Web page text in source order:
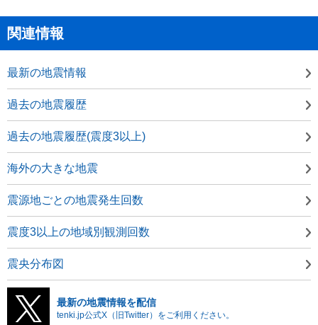
関連情報
最新の地震情報
過去の地震履歴
過去の地震履歴(震度3以上)
海外の大きな地震
震源地ごとの地震発生回数
震度3以上の地域別観測回数
震央分布図
最新の地震情報を配信
tenki.jp公式X（旧Twitter）をご利用ください。